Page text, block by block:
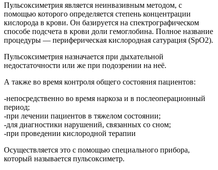
Пульсоксиметрия является неинвазивным методом, с
помощью которого определяется степень концентрации
кислорода в крови. Он базируется на спектрографическом
способе подсчета в крови доли гемоглобина. Полное название
процедуры — периферическая кислородная сатурация (SpO2).
Пульсоксиметрия назначается при дыхательной
недостаточности или же при подозрении на неё.
А также во время контроля общего состояния пациентов:
-непосредственно во время наркоза и в послеоперационный
период;
-при лечении пациентов в тяжелом состоянии;
-для диагностики нарушений, связанных со сном;
-при проведении кислородной терапии
Осуществляется это с помощью специального прибора,
который называется пульсоксиметр.